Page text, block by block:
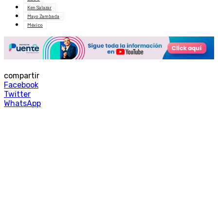
Ken Salazar
Mayo Zambada
México
compartir
Facebook
Twitter
WhatsApp